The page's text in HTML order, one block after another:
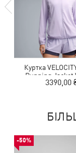
Куртка
Running Jacket
3390,00
-50%